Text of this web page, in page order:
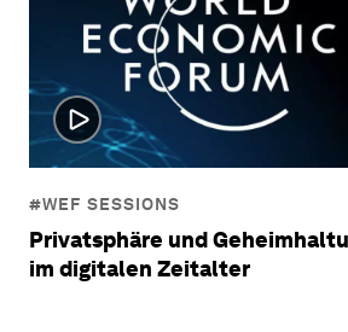
#WEF SESSIONS
Privatsphäre und
im digitalen Zeitalter